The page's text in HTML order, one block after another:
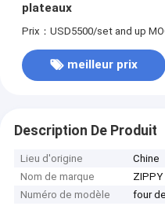
plateaux
Prix：USD5500/set and up
meilleur prix
Description De Produit
Lieu d'origine
Chine
Nom de marque
ZIPPY
Numéro de modèle
four